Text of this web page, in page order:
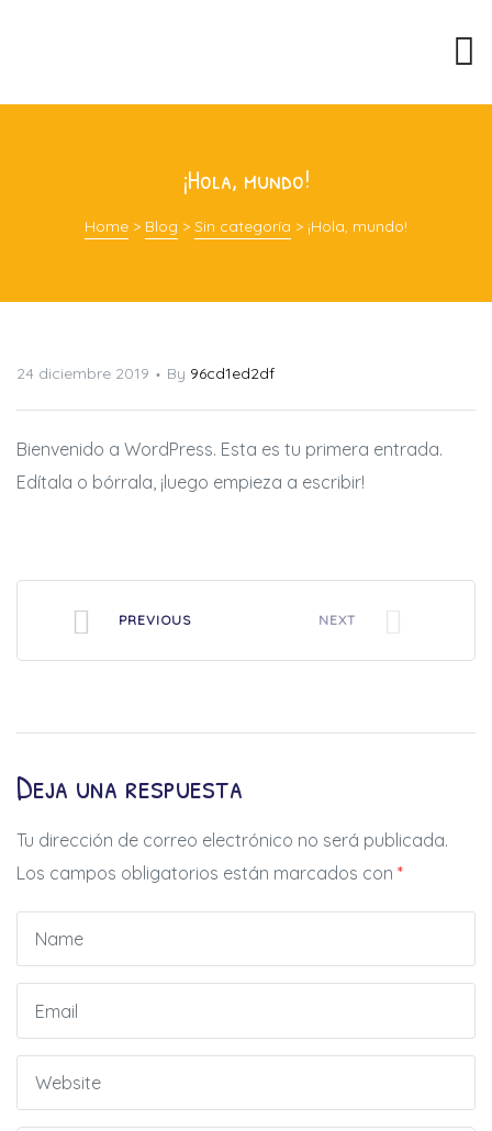
¡Hola, mundo!
Home > Blog > Sin categoría > ¡Hola, mundo!
24 diciembre 2019 By 96cd1ed2df
Bienvenido a WordPress. Esta es tu primera entrada.
Edítala o bórrala, ¡luego empieza a escribir!
PREVIOUS NEXT
Deja una respuesta
Tu dirección de correo electrónico no será publicada.
Los campos obligatorios están marcados con *